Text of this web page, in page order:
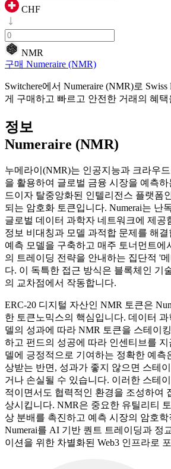
CHF
NMR
구매 Numeraire (NMR)
Switchere에서 Numeraire (NMR)로
게 구매하고 빠르고 안전한 거래의 혜택
정보
Numeraire (NMR)
누메라이(NMR)는 인공지능과 크라우
을 활용하여 글로벌 금융 시장을 예측
드이자 탈중앙화된 인텔리전스 플랫폼
되는 암호화 토큰입니다. Numerai는 난
글로벌 데이터 과학자 네트워크에 제공
정보 비대칭과 모델 과적합 문제를 해
예측 모델을 구축하고 매주 토너먼트에
의 트레이딩 전략을 안내하는 집단적 '
다. 이 독특한 접근 방식은 블록체인 기
의 교차점에서 작동합니다.
ERC-20 디지털 자산인 NMR 토큰은
한 토큰노믹스의 핵심입니다. 데이터
델의 성과에 따라 NMR 토큰을 스테이
하고 펀드의 성공에 따라 인센티브를 지
델에 긍정적으로 기여하는 정확한 예측
상받는 반면, 성과가 좋지 않으면 스테
거나 손실될 수 있습니다. 이러한 스테
적이면서도 협력적인 환경을 조성하여
상시킵니다. NMR은 중요한 유틸리티
상 분배를 촉진하고 예측 시장의 암호학
Numerai를 AI 기반 퀀트 트레이딩과 정
이션을 위한 차별화된 Web3 인프라로